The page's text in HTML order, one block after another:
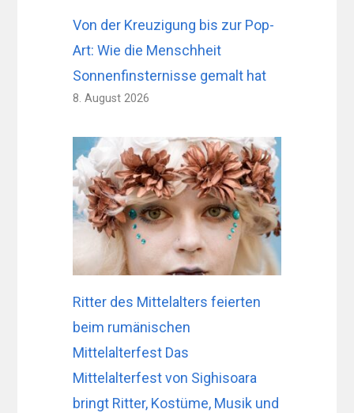
Von der Kreuzigung bis zur Pop-
Art: Wie die Menschheit
Sonnenfinsternisse gemalt hat
8. August 2026
Ritter des Mittelalters feierten
beim rumänischen
Mittelalterfest Das
Mittelalterfest von Sighisoara
bringt Ritter, Kostüme, Musik und